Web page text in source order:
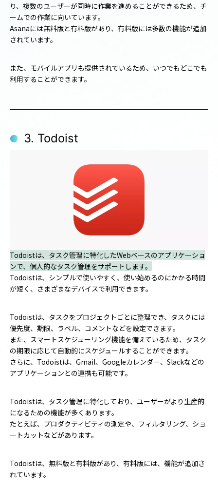
り、複数のユーザーが同時に作業を進めることができるため、チ
ームでの作業に向いています。
Asanaには無料版と有料版があり、有料版には多数の機能が追加
されています。
また、モバイルアプリも提供されているため、いつでもどこでも
利用することができます。
3. Todoist
Todoistは、タスク管理に特化したWebベースのアプリケーショ
ンで、個人的なタスク管理をサポートします。
Todoistは、シンプルで使いやすく、使い始めるのにかかる時間
が短く、さまざまなデバイスで利用できます。
Todoistは、タスクをプロジェクトごとに整理でき、タスクには
優先度、期限、ラベル、コメントなどを設定できます。
また、スマートスケジューリング機能を備えているため、タスク
の期限に応じて自動的にスケジュールすることができます。
さらに、Todoistは、Gmail、Googleカレンダー、Slackなどの
アプリケーションとの連携も可能です。
Todoistは、タスク管理に特化しており、ユーザーがより生産的
になるための機能が多くあります。
たとえば、プロダクティビティの測定や、フィルタリング、ショ
ートカットなどがあります。
Todoistは、無料版と有料版があり、有料版には、機能が追加さ
れています。